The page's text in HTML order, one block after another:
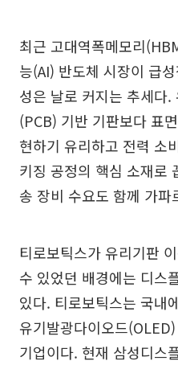
최근 고대역폭메모리
능(AI) 반도체 시장이 급
성은 날로 커지는 추세다
(PCB) 기반 기판보다 표
현하기 유리하고 전력 소
키징 공정의 핵심 소재로
송 장비 수요도 함께 가파
티로보틱스가 유리기판
수 있었던 배경에는 디스
있다. 티로보틱스는 국내
유기발광다이오드
기업이다. 현재 삼성디스